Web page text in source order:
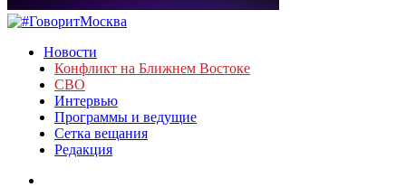
Новости
Конфликт на Ближнем Востоке
СВО
Интервью
Программы и ведущие
Сетка вещания
Редакция